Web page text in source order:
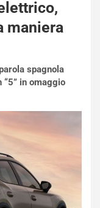
maniera
spagnola
“5” in omaggio